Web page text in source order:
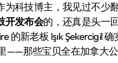
科技博主，我见过不少
开发布会的，还真是头一
的新老板 Işık Şekercigil
——那些宝贝全在加拿大